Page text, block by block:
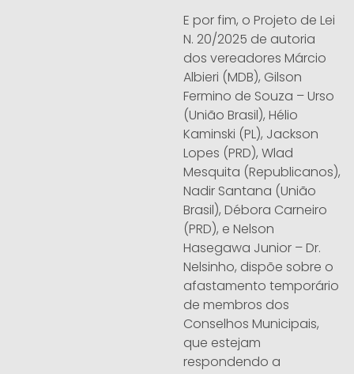
E por fim, o Projeto de Lei
N. 20/2025 de autoria
dos vereadores Márcio
Albieri (MDB), Gilson
Fermino de Souza – Urso
(União Brasil), Hélio
Kaminski (PL), Jackson
Lopes (PRD), Wlad
Mesquita (Republicanos),
Nadir Santana (União
Brasil), Débora Carneiro
(PRD), e Nelson
Hasegawa Junior – Dr.
Nelsinho, dispõe sobre o
afastamento temporário
de membros dos
Conselhos Municipais,
que estejam
respondendo a